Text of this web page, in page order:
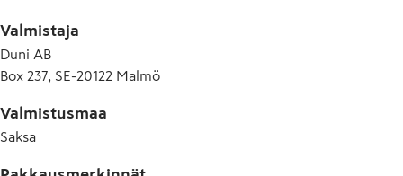
Valmistaja
Duni AB
Box 237, SE-20122 Malmö
Valmistusmaa
Saksa